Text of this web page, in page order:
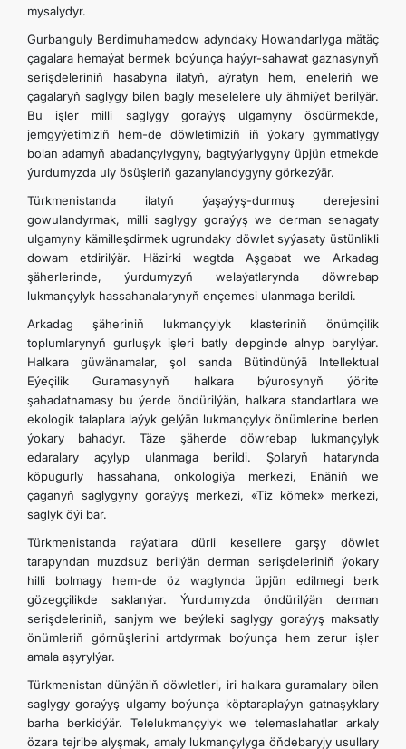
mysalydyr.
Gurbanguly Berdimuhamedow adyndaky Howandarlyga mätäç
çagalara hemaýat bermek boýunça haýyr-sahawat gaznasynyň
serişdeleriniň hasabyna ilatyň, aýratyn hem, eneleriň we
çagalaryň saglygy bilen bagly meselelere uly ähmiýet berilýär.
Bu işler milli saglygy goraýyş ulgamyny ösdürmekde,
jemgyýetimiziň hem-de döwletimiziň iň ýokary gymmatlygy
bolan adamyň abadançylygyny, bagtyýarlygyny üpjün etmekde
ýurdumyzda uly ösüşleriň gazanylandygyny görkezýär.
Türkmenistanda ilatyň ýaşaýyş-durmuş derejesini
gowulandyrmak, milli saglygy goraýyş we derman senagaty
ulgamyny kämilleşdirmek ugrundaky döwlet syýasaty üstünlikli
dowam etdirilýär. Häzirki wagtda Aşgabat we Arkadag
şäherlerinde, ýurdumyzyň welaýatlarynda döwrebap
lukmançylyk hassahanalarynyň ençemesi ulanmaga berildi.
Arkadag şäheriniň lukmançylyk klasteriniň önümçilik
toplumlarynyň gurluşyk işleri batly depginde alnyp barylýar.
Halkara güwänamalar, şol sanda Bütindünýä Intellektual
Eýeçilik Guramasynyň halkara býurosynyň ýörite
şahadatnamasy bu ýerde öndürilýän, halkara standartlara we
ekologik talaplara laýyk gelýän lukmançylyk önümlerine berlen
ýokary bahadyr. Täze şäherde döwrebap lukmançylyk
edaralary açylyp ulanmaga berildi. Şolaryň hatarynda
köpugurly hassahana, onkologiýa merkezi, Enäniň we
çaganyň saglygyny goraýyş merkezi, «Tiz kömek» merkezi,
saglyk öýi bar.
Türkmenistanda raýatlara dürli kesellere garşy döwlet
tarapyndan muzdsuz berilýän derman serişdeleriniň ýokary
hilli bolmagy hem-de öz wagtynda üpjün edilmegi berk
gözegçilikde saklanýar. Ýurdumyzda öndürilýän derman
serişdeleriniň, sanjym we beýleki saglygy goraýyş maksatly
önümleriň görnüşlerini artdyrmak boýunça hem zerur işler
amala aşyrylýar.
Türkmenistan dünýäniň döwletleri, iri halkara guramalary bilen
saglygy goraýyş ulgamy boýunça köptaraplaýyn gatnaşyklary
barha berkidýär. Telelukmançylyk we telemaslahatlar arkaly
özara tejribe alyşmak, amaly lukmançylyga öňdebaryjy usullary